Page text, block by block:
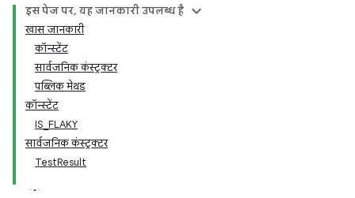
इस पेज पर, यह जानकारी उपलब्ध है
खास जानकारी
कॉन्स्टेंट
सार्वजनिक कंस्ट्रक्टर
पब्लिक मेथड
कॉन्स्टेंट
IS_FLAKY
सार्वजनिक कंस्ट्रक्टर
TestResult